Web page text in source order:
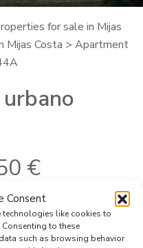
Consent
technologies like cookies to
to these
such as browsing behavior
for sale in Mijas
Mijas Costa > Apartment
€
Dormitorios:
Baños:2